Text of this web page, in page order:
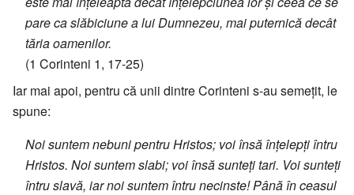
pare ca slăbiciune a lui Dumnezeu, mai puternică decât
tăria oamenilor.
(1 Corinteni 1, 17-25)
Iar mai apoi, pentru că unii dintre Corinteni s-au semețit, le
spune:
Noi suntem nebuni pentru Hristos; voi însă înțelepți întru
Hristos. Noi suntem slabi; voi însă sunteți tari. Voi sunteți
întru slavă, iar noi suntem întru necinste! Până în ceasul